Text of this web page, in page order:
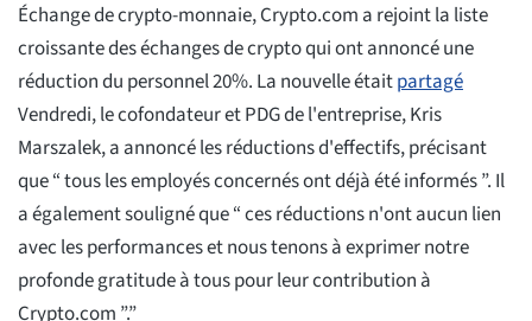
Échange de crypto-monnaie, Crypto.com a rejoint la liste
croissante des échanges de crypto qui ont annoncé une
réduction du personnel 20%. La nouvelle étaitpartagé
Vendredi, le cofondateur et PDG de l'entreprise, Kris
Marszalek, a annoncé les réductions d'effectifs, précisant
que “ tous les employés concernés ont déjà été informés ”. Il
a également souligné que “ ces réductions n'ont aucun lien
avec les performances et nous tenons à exprimer notre
profonde gratitude à tous pour leur contribution à
Crypto.com ”.”